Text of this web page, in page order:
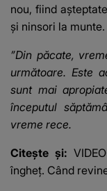
nou, fiind
și ninsori la munte.
”Din păcate,
următoare. Este
sunt mai
începutul
vreme rece.
Citește și:
îngheț. Când